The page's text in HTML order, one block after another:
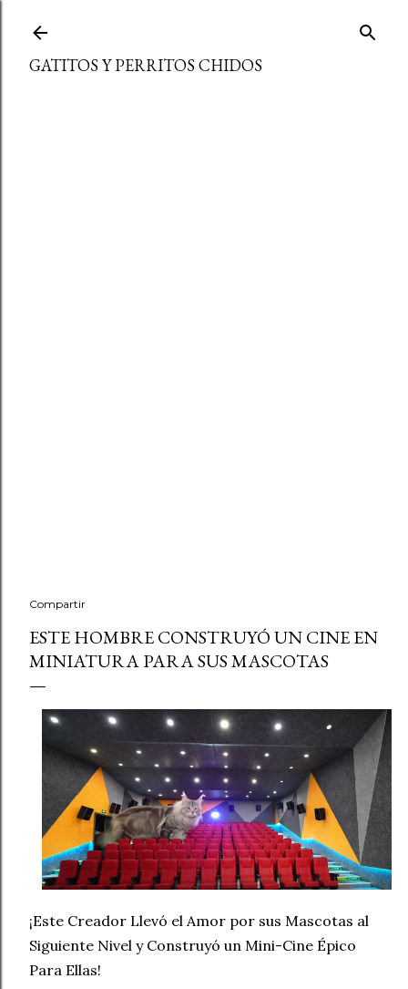
GATITOS Y PERRITOS CHIDOS
Compartir
ESTE HOMBRE CONSTRUYÓ UN CINE EN
MINIATURA PARA SUS MASCOTAS
¡Este Creador Llevó el Amor por sus Mascotas al
Siguiente Nivel y Construyó un Mini-Cine Épico
Para Ellas!